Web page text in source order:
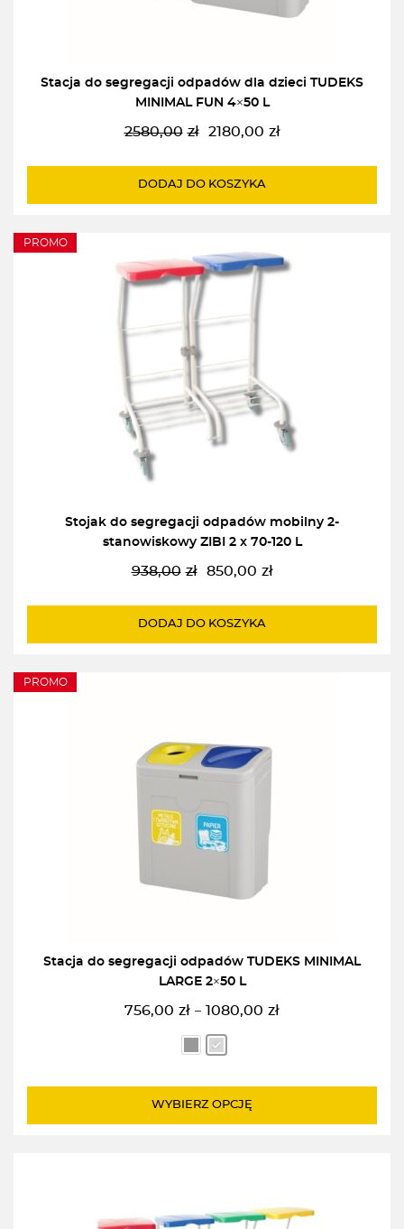
Stacja do segregacji odpadów dla dzieci TUDEKS
MINIMAL FUN 4×50 L
2580,00 zł
Pierwotna
wynosiła:
2180,00 zł
Aktualna
wynosi:
DODAJ DO KOSZYKA
PROMO
Stojak do segregacji odpadów mobilny 2-
stanowiskowy ZIBI 2 x 70-120 L
938,00 zł
Pierwotna
wynosiła:
850,00 zł
Aktualna
wynosi:
DODAJ DO KOSZYKA
PROMO
Stacja do segregacji odpadów TUDEKS MINIMAL
LARGE 2×50 L
756,00 zł – 1080,00 zł
Zakres
cen:
od
do
WYBIERZ OPCJĘ